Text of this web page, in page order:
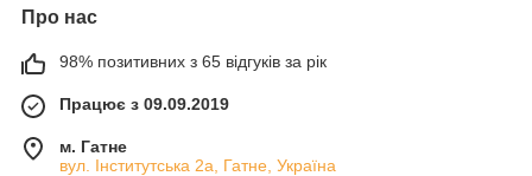
Про нас
98% позитивних з 65 відгуків за рік
Працює з 09.09.2019
м. Гатне
вул. Інститутська 2а, Гатне, Україна